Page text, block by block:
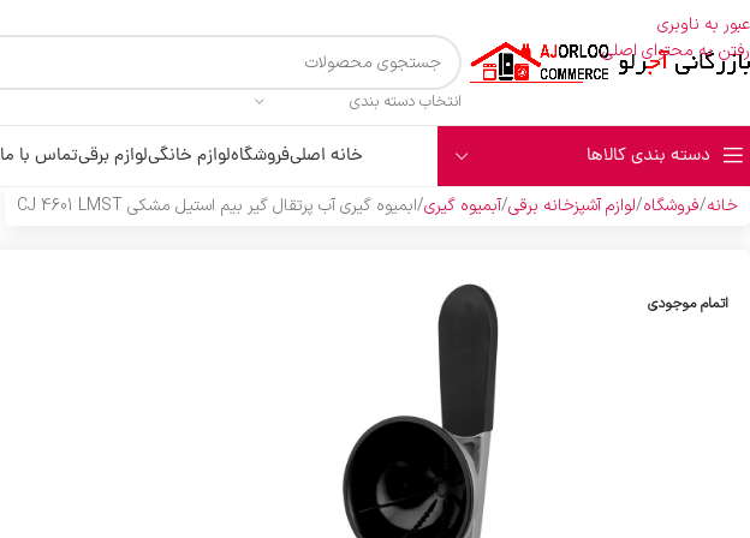
عبور به ناوبری
رفتن به محتوای اصلی
انتخاب دسته بندی
دسته بندی کالاها خانه اصلیفروشگاهلوازم خانگیلوازم برقیتماس با ما
خانه فروشگاه لوازم آشپزخانه برقی آبمیوه گیری ابميوه گيري آب پرتقال گير بيم استيل مشکي CJ 4601 LMST
اتمام موجودی